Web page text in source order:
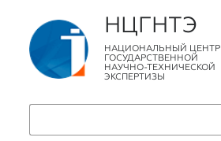
НЦГНТЭ
НАЦИОНАЛЬНЫЙ ЦЕНТР
ГОСУДАРСТВЕННОЙ
НАУЧНО-ТЕХНИЧЕСКОЙ
ЭКСПЕРТИЗЫ